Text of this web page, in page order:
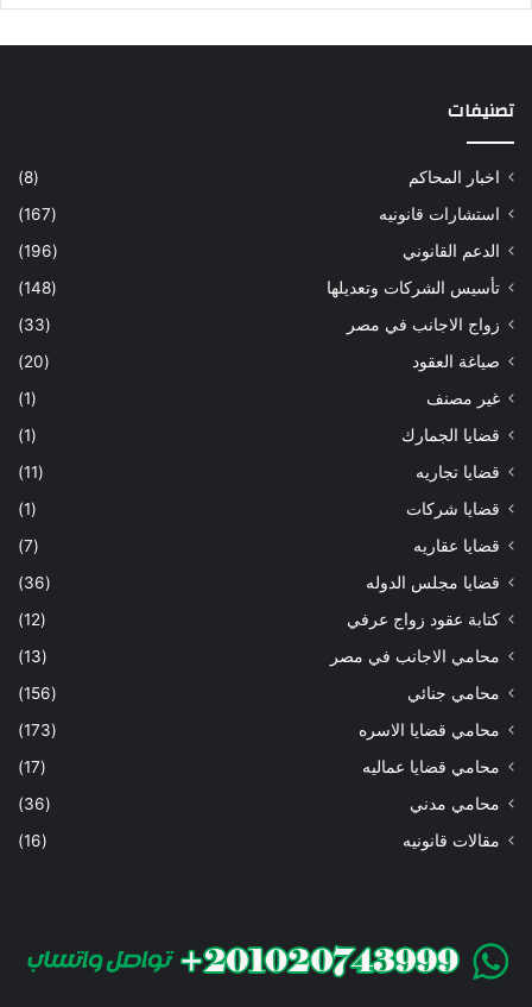
تصنيفات
اخبار المحاكم
(8)
استشارات قانونيه
(167)
الدعم القانوني
(196)
تأسيس الشركات وتعديلها
(148)
زواج الاجانب في مصر
(33)
صياغة العقود
(20)
غير مصنف
(1)
قضايا الجمارك
(1)
قضايا تجاريه
(11)
قضايا شركات
(1)
قضايا عقاريه
(7)
قضايا مجلس الدوله
(36)
كتابة عقود زواج عرفي
(12)
محامي الاجانب في مصر
(13)
محامي جنائي
(156)
محامي قضايا الاسره
(173)
محامي قضايا عماليه
(17)
محامي مدني
(36)
مقالات قانونيه
(16)